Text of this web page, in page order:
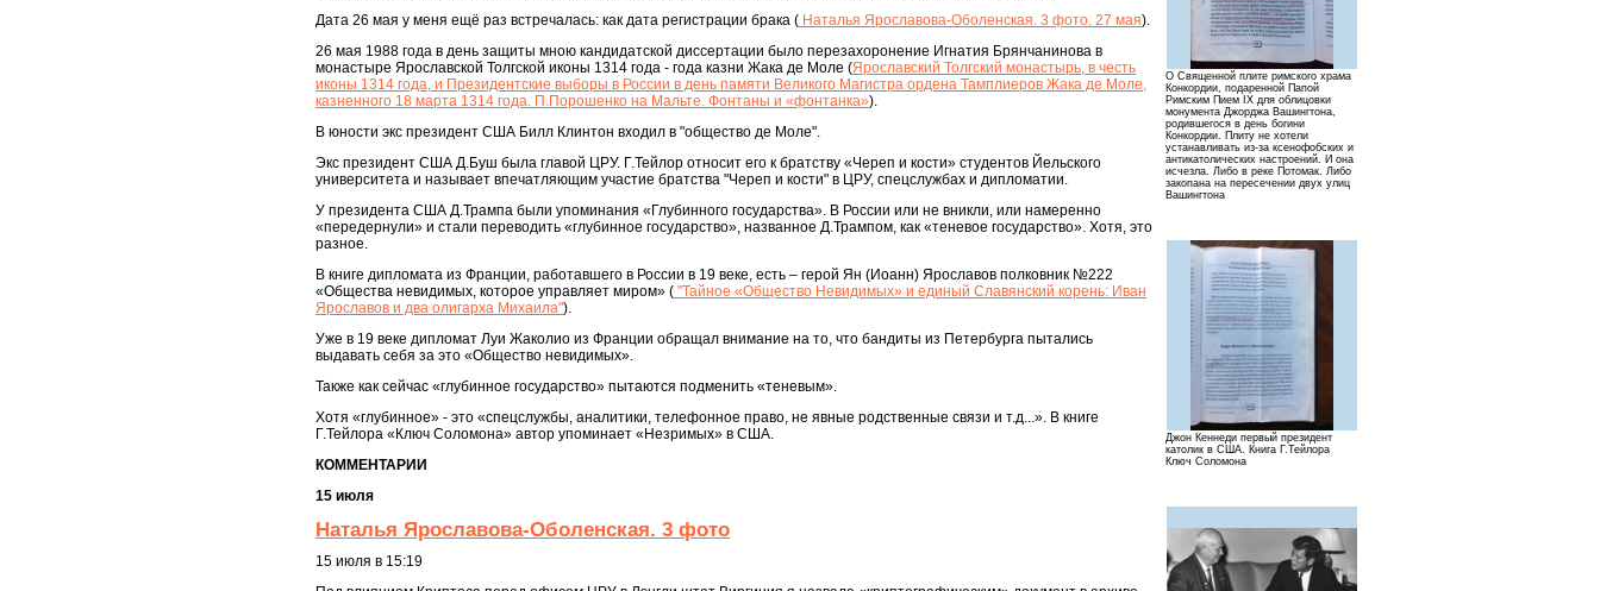
О Священной плите римского храма
Конкордии, подаренной Папой
Римским Пием IX для облицовки
монумента Джорджа Вашингтона,
родившегося в день богини
Конкордии. Плиту не хотели
устанавливать из-за ксенофобских и
антикатолических настроений. И она
исчезла. Либо в реке Потомак. Либо
закопана на пересечении двух улиц
Вашингтона
Джон Кеннеди первый президент
католик в США. Книга Г.Тейлора
Ключ Соломона
Дата 26 мая у меня ещё раз встречалась: как дата регистрации брака ( Наталья Ярославова-Оболенская. 3 фото. 27 мая).
26 мая 1988 года в день защиты мною кандидатской диссертации было перезахоронение Игнатия Брянчанинова в
монастыре Ярославской Толгской иконы 1314 года - года казни Жака де Моле (Ярославский Толгский монастырь, в честь
иконы 1314 года, и Президентские выборы в России в день памяти Великого Магистра ордена Тамплиеров Жака де Моле,
казненного 18 марта 1314 года. П.Порошенко на Мальте. Фонтаны и «фонтанка»).
В юности экс президент США Билл Клинтон входил в "общество де Моле".
Экс президент США Д.Буш была главой ЦРУ. Г.Тейлор относит его к братству «Череп и кости» студентов Йельского
университета и называет впечатляющим участие братства "Череп и кости" в ЦРУ, спецслужбах и дипломатии.
У президента США Д.Трампа были упоминания «Глубинного государства». В России или не вникли, или намеренно
«передернули» и стали переводить «глубинное государство», названное Д.Трампом, как «теневое государство». Хотя, это
разное.
В книге дипломата из Франции, работавшего в России в 19 веке, есть – герой Ян (Иоанн) Ярославов полковник №222
«Общества невидимых, которое управляет миром» ( "Тайное «Общество Невидимых» и единый Славянский корень: Иван
Ярославов и два олигарха Михаила").
Уже в 19 веке дипломат Луи Жаколио из Франции обращал внимание на то, что бандиты из Петербурга пытались
выдавать себя за это «Общество невидимых».
Также как сейчас «глубинное государство» пытаются подменить «теневым».
Хотя «глубинное» - это «спецслужбы, аналитики, телефонное право, не явные родственные связи и т.д...». В книге
Г.Тейлора «Ключ Соломона» автор упоминает «Незримых» в США.
КОММЕНТАРИИ
15 июля
Наталья Ярославова-Оболенская. 3 фото
15 июля в 15:19